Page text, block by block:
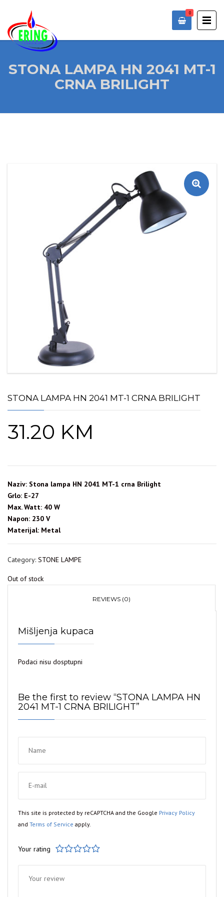
0
STONA LAMPA HN 2041 MT-1
CRNA BRILIGHT
STONA LAMPA HN 2041 MT-1 CRNA BRILIGHT
31.20 KM
Naziv: Stona lampa HN 2041 MT-1 crna Brilight
Grlo: E-27
Max. Watt: 40 W
Napon: 230 V
Materijal: Metal
Category: STONE LAMPE
Out of stock
REVIEWS (0)
Mišljenja kupaca
Podaci nisu dosptupni
Be the first to review “STONA LAMPA HN
2041 MT-1 CRNA BRILIGHT”
This site is protected by reCAPTCHA and the Google Privacy Policy
and Terms of Service apply.
Your rating
1 2 3 4 5